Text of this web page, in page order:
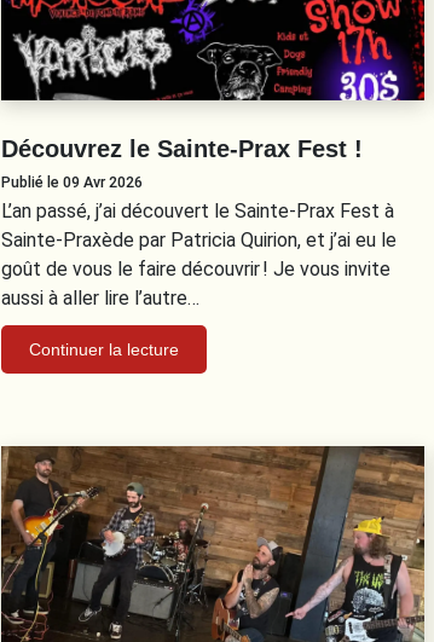
Découvrez le Sainte-Prax Fest !
Publié le 09 Avr 2026
L’an passé, j’ai découvert le Sainte-Prax Fest à
Sainte-Praxède par Patricia Quirion, et j’ai eu le
goût de vous le faire découvrir ! Je vous invite
aussi à aller lire l’autre…
Continuer la lecture